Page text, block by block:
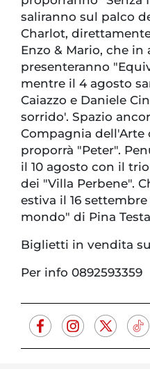
saliranno sul palco
Charlot,
Enzo & Mario, che
presenteranno
mentre il 4 agosto
Caiazzo e Daniele
sorrido'. Spazio
Compagnia dell'Arte
proporrà "Peter".
il 10 agosto con il
dei "Villa Perbene".
estiva il 16
mondo" di Pina
Biglietti in vendita
Per info 0892593359